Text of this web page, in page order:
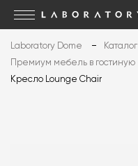
Laboratory Dome Каталог
Премиум мебель в гостиную
Кресло Lounge Chair